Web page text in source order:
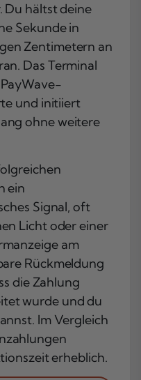
Du hältst deine
Sekunde in
Zentimetern an
Das Terminal
und initiiert
ohne weitere
ein
Signal, oft
Licht oder einer
am
Rückmeldung
die Zahlung
wurde und du
Im Vergleich
erheblich.